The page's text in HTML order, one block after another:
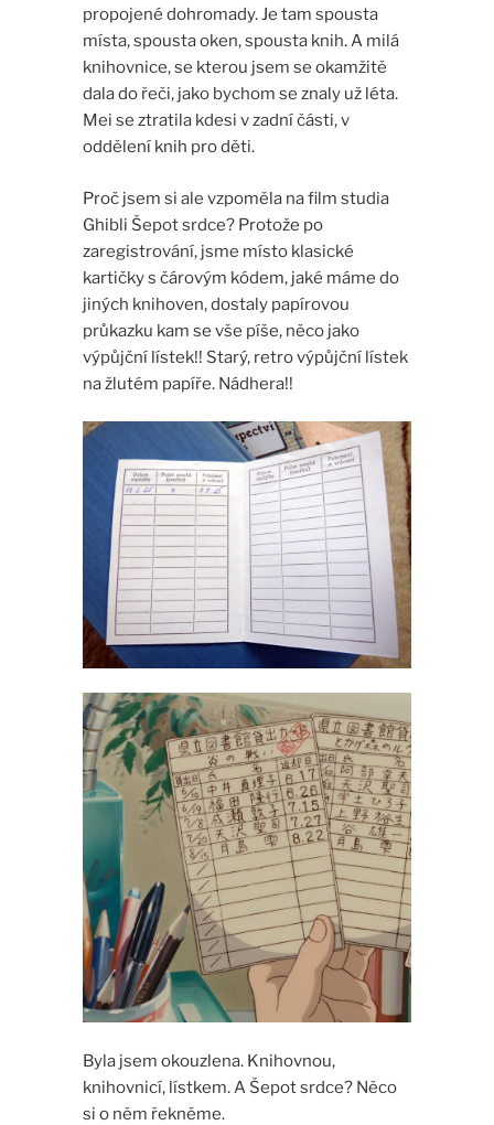
propojené dohromady. Je tam spousta
místa, spousta oken, spousta knih. A milá
knihovnice, se kterou jsem se okamžitě
dala do řeči, jako bychom se znaly už léta.
Mei se ztratila kdesi v zadní části, v
oddělení knih pro děti.
Proč jsem si ale vzpoměla na film studia
Ghibli Šepot srdce? Protože po
zaregistrování, jsme místo klasické
kartičky s čárovým kódem, jaké máme do
jiných knihoven, dostaly papírovou
průkazku kam se vše píše, něco jako
výpůjční lístek!! Starý, retro výpůjční lístek
na žlutém papíře. Nádhera!!
Byla jsem okouzlena. Knihovnou,
knihovnicí, lístkem. A Šepot srdce? Něco
si o něm řekněme.